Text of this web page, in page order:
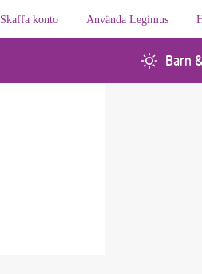
Skaffa konto Använda Legimus
Barn